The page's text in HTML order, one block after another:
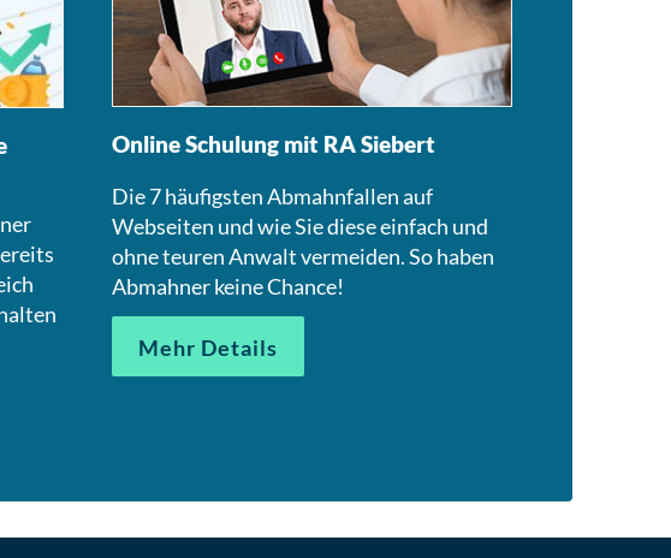
Online Schulung mit RA Siebert
Die 7 häufigsten Abmahnfallen auf
Webseiten und wie Sie diese einfach und
ohne teuren Anwalt vermeiden. So haben
Abmahner keine Chance!
Mehr Details